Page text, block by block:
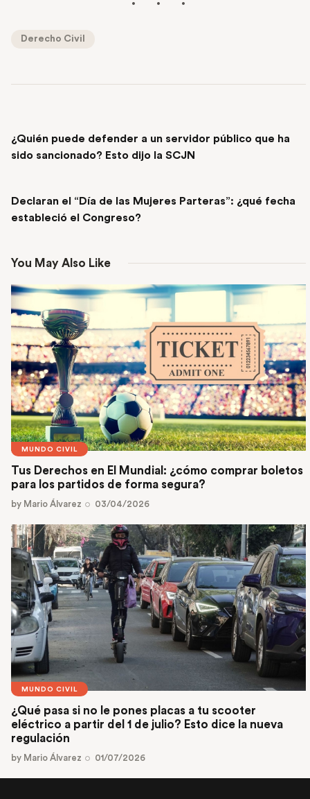
Derecho Civil
¿Quién puede defender a un servidor público que ha
sido sancionado? Esto dijo la SCJN
Declaran el “Día de las Mujeres Parteras”: ¿qué fecha
estableció el Congreso?
You May Also Like
MUNDO CIVIL
Tus Derechos en El Mundial: ¿cómo comprar boletos
para los partidos de forma segura?
by Mario Álvarez 03/04/2026
MUNDO CIVIL
¿Qué pasa si no le pones placas a tu scooter
eléctrico a partir del 1 de julio? Esto dice la nueva
regulación
by Mario Álvarez 01/07/2026